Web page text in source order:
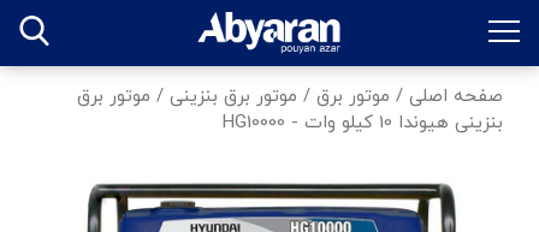
صفحه اصلی / موتور برق / موتور برق بنزینی / موتور برق
بنزینی هیوندا 10 کیلو وات - HG10000